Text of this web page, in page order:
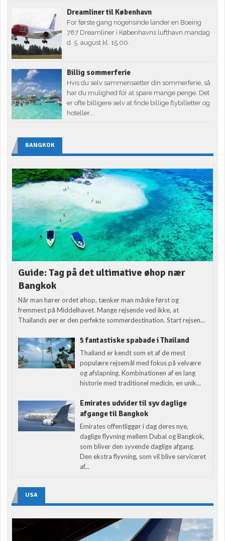
Dreamliner til København
For første gang nogensinde lander en Boeing
787 Dreamliner i Københavns lufthavn mandag
d. 5. august kl. 15.00.
Billig sommerferie
Hvis du selv sammensætter din sommerferie, så
har du mulighed for at spare mange penge. Det
er ofte billigere selv at finde billige flybilletter og
hoteller...
BANGKOK
Guide: Tag på det ultimative øhop nær
Bangkok
Når man hører ordet øhop, tænker man måske først og
fremmest på Middelhavet. Mange rejsende ved ikke, at
Thailands øer er den perfekte sommerdestination. Start rejsen...
5 fantastiske spabade i Thailand
Thailand er kendt som et af de mest
populære rejsemål med fokus på velvære
og afslapning. Kombinationen af en lang
historie med traditionel medicin, en unik...
Emirates udvider til syv daglige
afgange til Bangkok
Emirates offentliggør i dag deres nye,
daglige flyvning mellem Dubai og Bangkok,
som bliver den syvende daglige afgang.
Den ekstra flyvning, som vil blive serviceret
af...
USA